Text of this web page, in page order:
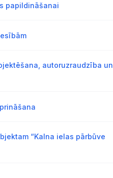
papildināšanai
autoruzraudzība un
“Kalna ielas pārbūve